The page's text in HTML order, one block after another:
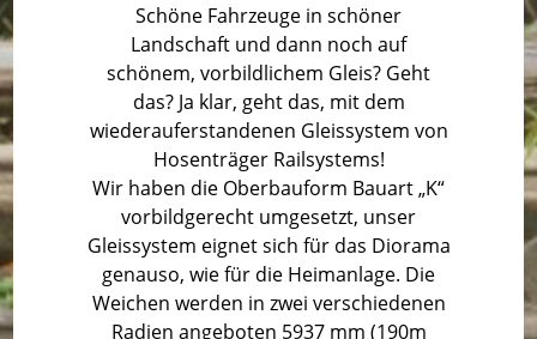
Schöne Fahrzeuge in schöner
Landschaft und dann noch auf
schönem, vorbildlichem Gleis? Geht
das? Ja klar, geht das, mit dem
wiederauferstandenen Gleissystem von
Hosenträger Railsystems!
Wir haben die Oberbauform Bauart „K“
vorbildgerecht umgesetzt, unser
Gleissystem eignet sich für das Diorama
genauso, wie für die Heimanlage. Die
Weichen werden in zwei verschiedenen
Radien angeboten 5937 mm (190m